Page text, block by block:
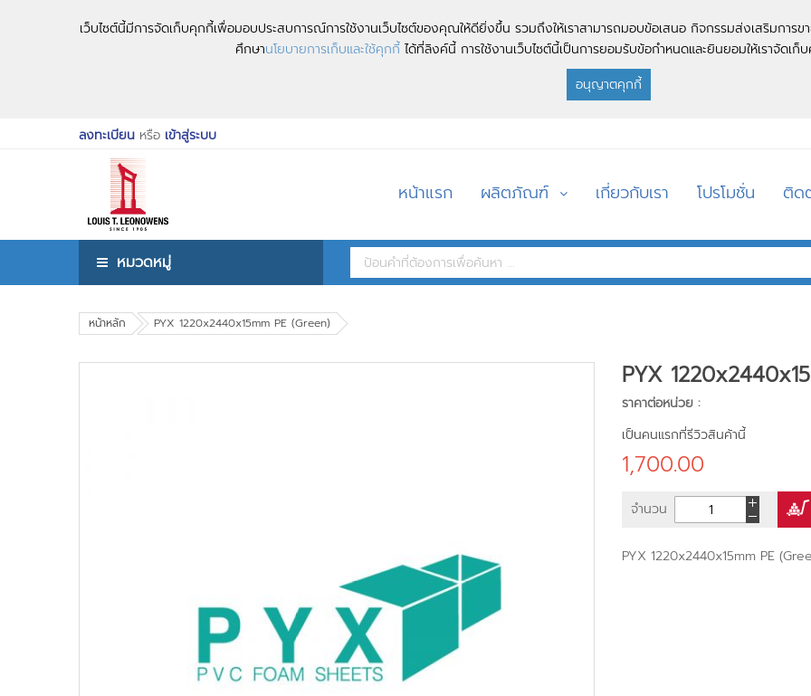
เว็บไซต์นี้มีการจัดเก็บคุกกี้เพื่อมอบประสบการณ์การใช้งานเว็บไซต์ของคุณให้ดียิ่งขึ้น รวมถึงให้เราสามารถมอบข้อเสนอ กิจกรรมส่งเสริมการ
ศึกษานโยบายการเก็บและใช้คุกกี้ ได้ที่ลิงค์นี้ การใช้งานเว็บไซต์นี้เป็นการยอมรับข้อกำหนดและยินยอมให้เราจัดเ
อนุญาตคุกกี้
ลงทะเบียน หรือ เข้าสู่ระบบ
หน้าแรก ผลิตภัณฑ์ เกี่ยวกับเรา โปรโมชั่น ติด
หมวดหมู่
หน้าหลัก PYX 1220x2440x15mm PE (Green)
PYX
ราคาต่อหน่วย :
เป็นคนแรกที่รีวิวสินค้านี้
1,700.00
จำนวน
PYX 1220x2440x15mm PE